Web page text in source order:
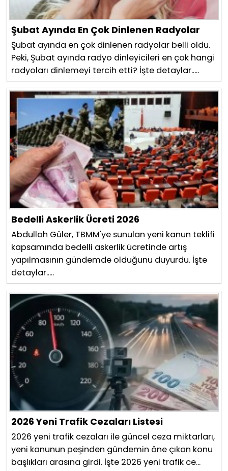
Şubat Ayında En Çok Dinlenen Radyolar
Şubat ayında en çok dinlenen radyolar belli oldu.
Peki, Şubat ayında radyo dinleyicileri en çok hangi
radyoları dinlemeyi tercih etti? İşte detaylar.....
Bedelli Askerlik Ücreti 2026
Abdullah Güler, TBMM'ye sunulan yeni kanun teklifi
kapsamında bedelli askerlik ücretinde artış
yapılmasının gündemde olduğunu duyurdu. İşte
detaylar.....
2026 Yeni Trafik Cezaları Listesi
2026 yeni trafik cezaları ile güncel ceza miktarları,
yeni kanunun peşinden gündemin öne çıkan konu
başlıkları arasına girdi. İşte 2026 yeni trafik ce...